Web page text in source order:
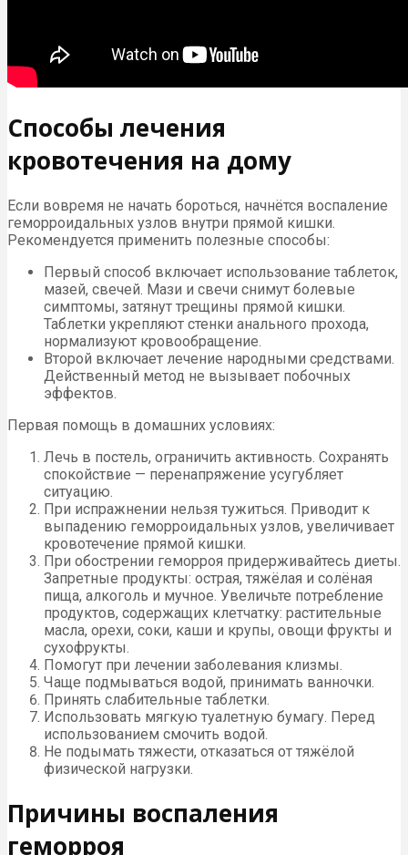
Способы лечения
кровотечения на дому
Если вовремя не начать бороться, начнётся воспаление
геморроидальных узлов внутри прямой кишки.
Рекомендуется применить полезные способы:
Первый способ включает использование таблеток,
мазей, свечей. Мази и свечи снимут болевые
симптомы, затянут трещины прямой кишки.
Таблетки укрепляют стенки анального прохода,
нормализуют кровообращение.
Второй включает лечение народными средствами.
Действенный метод не вызывает побочных
эффектов.
Первая помощь в домашних условиях:
Лечь в постель, ограничить активность. Сохранять
спокойствие — перенапряжение усугубляет
ситуацию.
При испражнении нельзя тужиться. Приводит к
выпадению геморроидальных узлов, увеличивает
кровотечение прямой кишки.
При обострении геморроя придерживайтесь диеты.
Запретные продукты: острая, тяжёлая и солёная
пища, алкоголь и мучное. Увеличьте потребление
продуктов, содержащих клетчатку: растительные
масла, орехи, соки, каши и крупы, овощи фрукты и
сухофрукты.
Помогут при лечении заболевания клизмы.
Чаще подмываться водой, принимать ванночки.
Принять слабительные таблетки.
Использовать мягкую туалетную бумагу. Перед
использованием смочить водой.
Не подымать тяжести, отказаться от тяжёлой
физической нагрузки.
Причины воспаления
геморроя